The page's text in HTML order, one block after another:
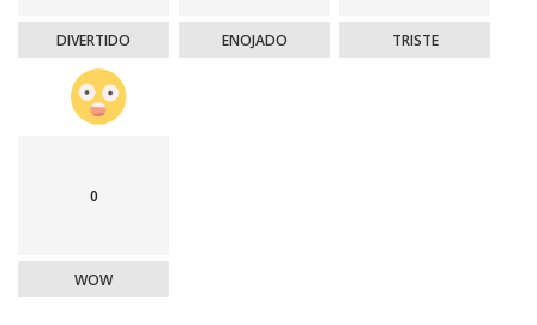
DIVERTIDO ENOJADO TRISTE
0
WOW